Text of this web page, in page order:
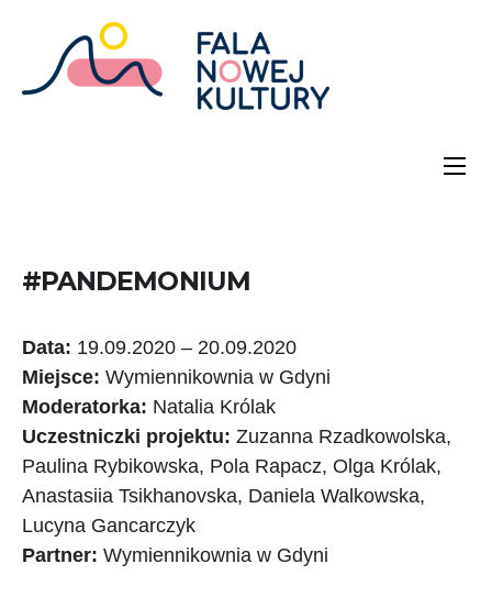
#PANDEMONIUM
Data: 19.09.2020 – 20.09.2020
Miejsce: Wymiennikownia w Gdyni
Moderatorka: Natalia Królak
Uczestniczki projektu: Zuzanna Rzadkowolska,
Paulina Rybikowska, Pola Rapacz, Olga Królak,
Anastasiia Tsikhanovska, Daniela Walkowska,
Lucyna Gancarczyk
Partner: Wymiennikownia w Gdyni